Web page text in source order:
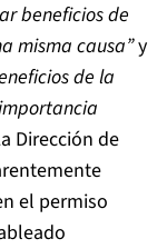
beneficios de
misma causa”y
de la
Dirección de
el permiso